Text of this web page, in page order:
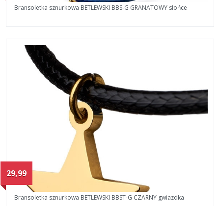
Bransoletka sznurkowa BETLEWSKI BBS-G GRANATOWY słońce
29,99
Bransoletka sznurkowa BETLEWSKI BBST-G CZARNY gwiazdka